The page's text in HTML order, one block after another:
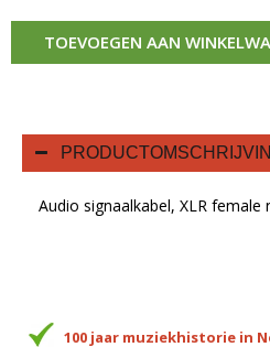
TOEVOEGEN AAN
Audio signaalkabel, XLR female
100 jaar muziekhistorie in